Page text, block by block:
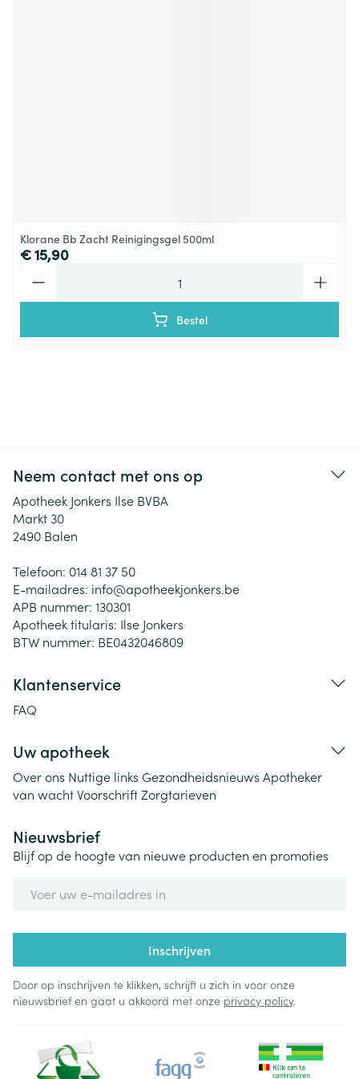
Klorane Bb Zacht Reinigingsgel 500ml
€ 15,90
Bestel
Neem contact met ons op
Apotheek Jonkers Ilse BVBA
Markt 30
2490 Balen
Telefoon: 014 81 37 50
E-mailadres: info@apotheekjonkers.be
APB nummer: 130301
Apotheek titularis: Ilse Jonkers
BTW nummer: BE0432046809
Klantenservice
FAQ
Uw apotheek
Over ons Nuttige links Gezondheidsnieuws Apotheker
van wachtVoorschriftZorgtarieven
Nieuwsbrief
Blijf op de hoogte van nieuwe producten en promoties
Inschrijven
Door op inschrijven te klikken, schrijft u zich in voor onze
nieuwsbrief en gaat u akkoord met onze privacy policy.